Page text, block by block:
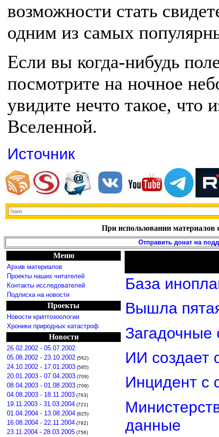
возможности стать
одним из самых
Если вы когда-нибудь
посмотрите на ночное
увидите нечто такое, что
Вселенной.
Источник
При использовании материалов
Отправить донат на
Меню
Архив материалов
Проекты наших читателей
Контакты исследователей
Подписка на новости
Проекты
Новости криптозоологии
Хроники природных катастроф
Новости
26.02.2002 - 05.07.2002
05.08.2002 - 23.10.2002 (562)
24.10.2002 - 17.01.2003 (585)
20.01.2003 - 07.04.2003 (709)
08.04.2003 - 01.08.2003 (709)
04.08.2003 - 18.11.2003 (763)
19.11.2003 - 31.03.2004 (721)
01.04.2004 - 13.08.2004 (825)
16.08.2004 - 22.11.2004 (782)
23.11.2004 - 28.03.2005 (756)
База
Вышла
ИИ создает
Инцидент с
данные